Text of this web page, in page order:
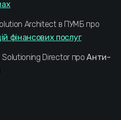
Architect в ПУМБ про
фінансових послуг
Solutioning Director проАнти-